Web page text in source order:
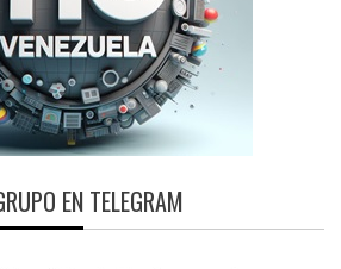
EN TELEGRAM